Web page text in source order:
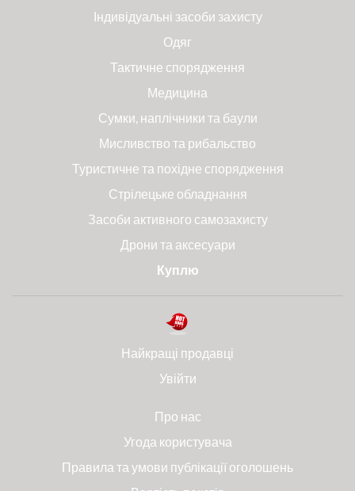
Індивідуальні засоби захисту
Одяг
Тактичне спорядження
Медицина
Сумки, наплічники та баули
Мисливство та рибальство
Туристичне та похідне спорядження
Стрілецьке обладнання
Засоби активного самозахисту
Дрони та аксесуари
Куплю
Найкращі продавці
Увійти
Про нас
Угода користувача
Правила та умови публікації оголошень